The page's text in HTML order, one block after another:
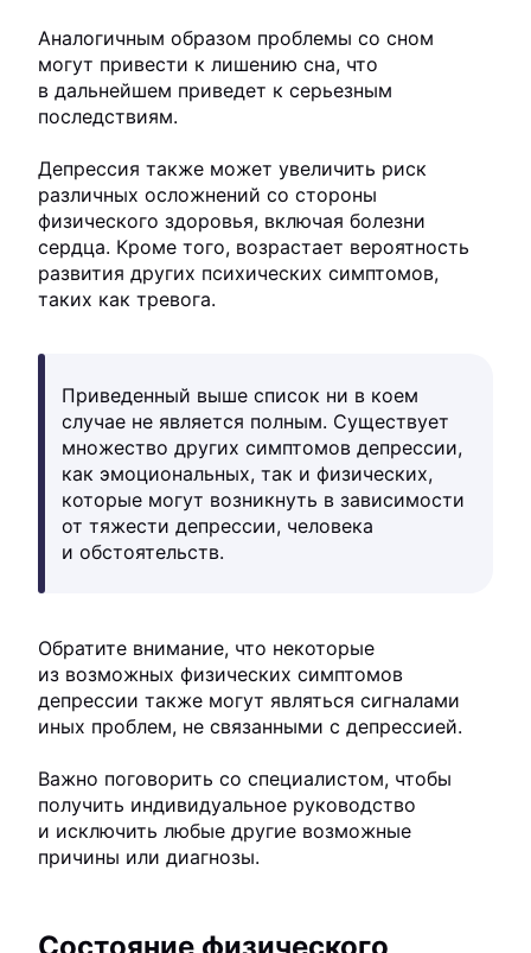
Аналогичным образом проблемы со сном
могут привести к лишению сна, что
в дальнейшем приведет к серьезным
последствиям.
Депрессия также может увеличить риск
различных осложнений со стороны
физического здоровья, включая болезни
сердца. Кроме того, возрастает вероятность
развития других психических симптомов,
таких как тревога.
Приведенный выше список ни в коем
случае не является полным. Существует
множество других симптомов депрессии,
как эмоциональных, так и физических,
которые могут возникнуть в зависимости
от тяжести депрессии, человека
и обстоятельств.
Обратите внимание, что некоторые
из возможных физических симптомов
депрессии также могут являться сигналами
иных проблем, не связанными с депрессией.
Важно поговорить со специалистом, чтобы
получить индивидуальное руководство
и исключить любые другие возможные
причины или диагнозы.